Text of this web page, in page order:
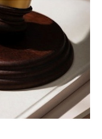
находился в
своим 29-летним
приятелю
магнитофоном в
Вартовчанин
дело с
в суд для
лет